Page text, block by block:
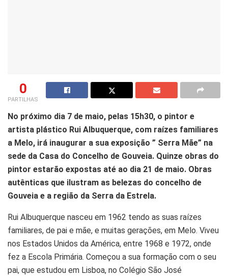
0
PARTILHAS
No próximo dia 7 de maio, pelas 15h30, o pintor e
artista plástico Rui Albuquerque, com raízes familiares
a Melo, irá inaugurar a sua exposição ” Serra Mãe” na
sede da Casa do Concelho de Gouveia. Quinze obras do
pintor estarão expostas até ao dia 21 de maio. Obras
autênticas que ilustram as belezas do concelho de
Gouveia e a região da Serra da Estrela.
Rui Albuquerque nasceu em 1962 tendo as suas raízes
familiares, de pai e mãe, e muitas gerações, em Melo. Viveu
nos Estados Unidos da América, entre 1968 e 1972, onde
fez a Escola Primária. Começou a sua formação com o seu
pai, que estudou em Lisboa, no Colégio São José